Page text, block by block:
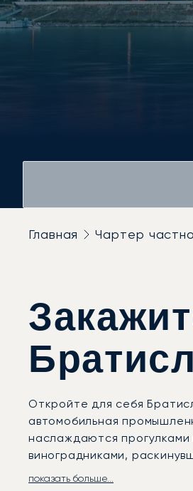
Главная Чартер
Откройте для себя
автомобильная
наслаждаются
виноградниками,
LunaJets организует
показать больше...